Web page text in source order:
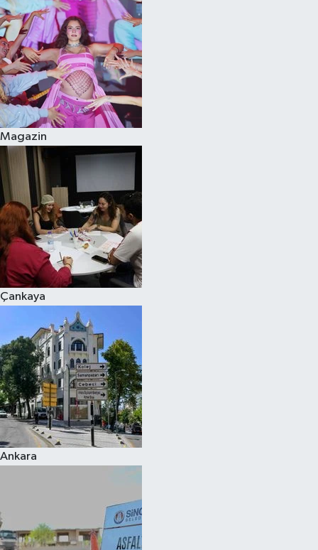
Magazin
Çankaya
Ankara